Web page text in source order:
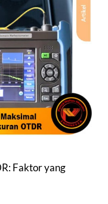
Faktor yang